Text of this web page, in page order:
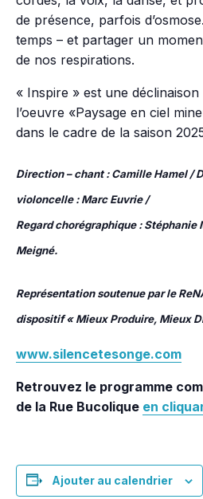
de présence, parfois
temps – et partager un
de nos respirations.
« Inspire » est une déclinaison
l’oeuvre «Paysage en ciel
dans le cadre de la saison
Direction – chant : Camille Hamel /
violoncelle : Marc Euvrie /
Regard chorégraphique :
Meigné.
Représentation soutenue par le
dispositif « Mieux Produire, Mieux
www.silencetesonge.com
Retrouvez le programme
de la Rue Bucolique en
Ajouter au calendrier